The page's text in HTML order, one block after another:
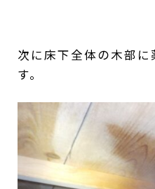
次に床下全体の木部
す。